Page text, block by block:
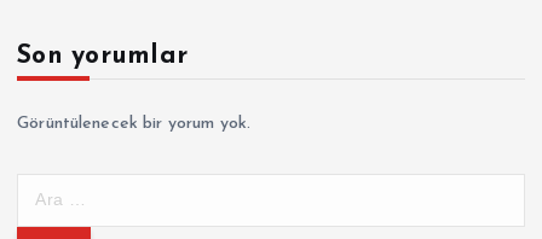
Son yorumlar
Görüntülenecek bir yorum yok.